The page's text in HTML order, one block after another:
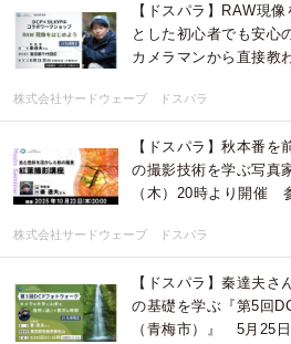
【ドスパラ】RAW現
とした初心者でも安
カメラマンから直接
株式会社サードウェーブ ドスパラ
【ドスパラ】秋本番
の撮影技術を学ぶ写真
（木）20時より開催
株式会社サードウェーブ ドスパラ
【ドスパラ】秦達夫
の基礎を学ぶ『第5回
（青梅市）』 5月25